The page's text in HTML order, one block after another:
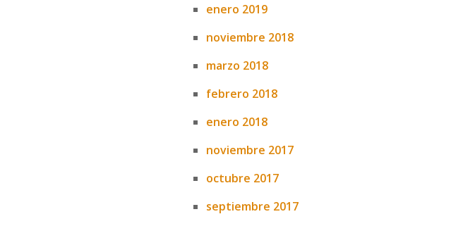
enero 2019
noviembre 2018
marzo 2018
febrero 2018
enero 2018
noviembre 2017
octubre 2017
septiembre 2017